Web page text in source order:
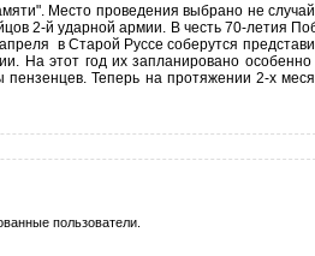
Место проведения выбрано не
2-й ударной армии. В честь 70-летия
в Старой Руссе соберутся
На этот год их запланировано
Теперь на протяжении 2-х
пользователи.